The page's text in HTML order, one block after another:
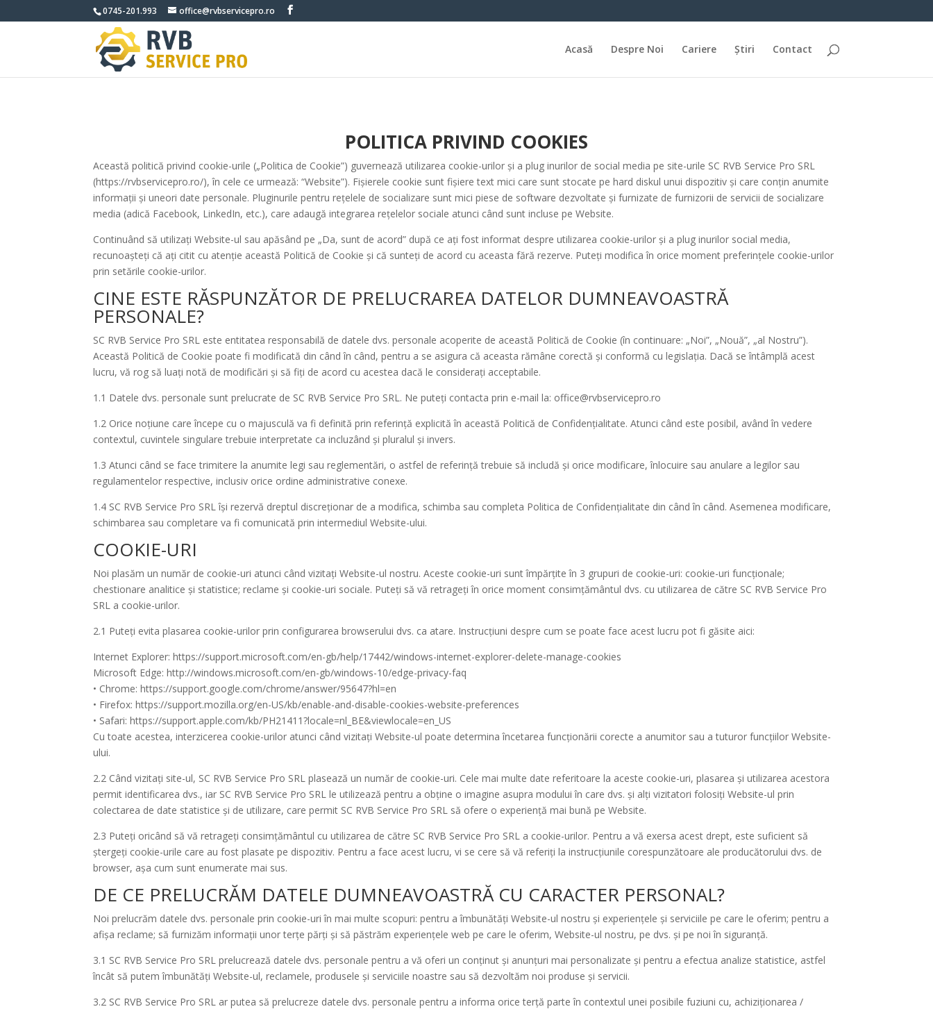
0745-201.993 office@rvbservicepro.ro
Acasă Despre Noi Cariere Știri Contact
POLITICA PRIVIND COOKIES
Această politică privind cookie-urile („Politica de Cookie”) guvernează utilizarea cookie-urilor și a plug inurilor de social media pe site-urile SC RVB Service Pro SRL
(https://rvbservicepro.ro/), în cele ce urmează: “Website”). Fișierele cookie sunt fișiere text mici care sunt stocate pe hard diskul unui dispozitiv și care conțin anumite
informații și uneori date personale. Pluginurile pentru rețelele de socializare sunt mici piese de software dezvoltate și furnizate de furnizorii de servicii de socializare
media (adică Facebook, LinkedIn, etc.), care adaugă integrarea rețelelor sociale atunci când sunt incluse pe Website.
Continuând să utilizați Website-ul sau apăsând pe „Da, sunt de acord” după ce ați fost informat despre utilizarea cookie-urilor și a plug inurilor social media,
recunoașteți că ați citit cu atenție această Politică de Cookie și că sunteți de acord cu aceasta fără rezerve. Puteți modifica în orice moment preferințele cookie-urilor
prin setările cookie-urilor.
CINE ESTE RĂSPUNZĂTOR DE PRELUCRAREA DATELOR DUMNEAVOASTRĂ
PERSONALE?
SC RVB Service Pro SRL este entitatea responsabilă de datele dvs. personale acoperite de această Politică de Cookie (în continuare: „Noi”, „Nouă”, „al Nostru”).
Această Politică de Cookie poate fi modificată din când în când, pentru a se asigura că aceasta rămâne corectă și conformă cu legislația. Dacă se întâmplă acest
lucru, vă rog să luați notă de modificări și să fiți de acord cu acestea dacă le considerați acceptabile.
1.1 Datele dvs. personale sunt prelucrate de SC RVB Service Pro SRL. Ne puteți contacta prin e-mail la: office@rvbservicepro.ro
1.2 Orice noțiune care începe cu o majusculă va fi definită prin referință explicită în această Politică de Confidențialitate. Atunci când este posibil, având în vedere
contextul, cuvintele singulare trebuie interpretate ca incluzând și pluralul și invers.
1.3 Atunci când se face trimitere la anumite legi sau reglementări, o astfel de referință trebuie să includă și orice modificare, înlocuire sau anulare a legilor sau
regulamentelor respective, inclusiv orice ordine administrative conexe.
1.4 SC RVB Service Pro SRL își rezervă dreptul discreționar de a modifica, schimba sau completa Politica de Confidențialitate din când în când. Asemenea modificare,
schimbarea sau completare va fi comunicată prin intermediul Website-ului.
COOKIE-URI
Noi plasăm un număr de cookie-uri atunci când vizitați Website-ul nostru. Aceste cookie-uri sunt împărțite în 3 grupuri de cookie-uri: cookie-uri funcționale;
chestionare analitice și statistice; reclame și cookie-uri sociale. Puteți să vă retrageți în orice moment consimțământul dvs. cu utilizarea de către SC RVB Service Pro
SRL a cookie-urilor.
2.1 Puteți evita plasarea cookie-urilor prin configurarea browserului dvs. ca atare. Instrucțiuni despre cum se poate face acest lucru pot fi găsite aici:
Internet Explorer: https://support.microsoft.com/en-gb/help/17442/windows-internet-explorer-delete-manage-cookies
Microsoft Edge: http://windows.microsoft.com/en-gb/windows-10/edge-privacy-faq
• Chrome: https://support.google.com/chrome/answer/95647?hl=en
• Firefox: https://support.mozilla.org/en-US/kb/enable-and-disable-cookies-website-preferences
• Safari: https://support.apple.com/kb/PH21411?locale=nl_BE&viewlocale=en_US
Cu toate acestea, interzicerea cookie-urilor atunci când vizitați Website-ul poate determina încetarea funcționării corecte a anumitor sau a tuturor funcțiilor Website-
ului.
2.2 Când vizitați site-ul, SC RVB Service Pro SRL plasează un număr de cookie-uri. Cele mai multe date referitoare la aceste cookie-uri, plasarea și utilizarea acestora
permit identificarea dvs., iar SC RVB Service Pro SRL le utilizează pentru a obține o imagine asupra modului în care dvs. și alți vizitatori folosiți Website-ul prin
colectarea de date statistice și de utilizare, care permit SC RVB Service Pro SRL să ofere o experiență mai bună pe Website.
2.3 Puteți oricând să vă retrageți consimțământul cu utilizarea de către SC RVB Service Pro SRL a cookie-urilor. Pentru a vă exersa acest drept, este suficient să
ștergeți cookie-urile care au fost plasate pe dispozitiv. Pentru a face acest lucru, vi se cere să vă referiți la instrucțiunile corespunzătoare ale producătorului dvs. de
browser, așa cum sunt enumerate mai sus.
DE CE PRELUCRĂM DATELE DUMNEAVOASTRĂ CU CARACTER PERSONAL?
Noi prelucrăm datele dvs. personale prin cookie-uri în mai multe scopuri: pentru a îmbunătăți Website-ul nostru și experiențele și serviciile pe care le oferim; pentru a
afișa reclame; să furnizăm informații unor terțe părți și să păstrăm experiențele web pe care le oferim, Website-ul nostru, pe dvs. și pe noi în siguranță.
3.1 SC RVB Service Pro SRL prelucrează datele dvs. personale pentru a vă oferi un conținut și anunțuri mai personalizate și pentru a efectua analize statistice, astfel
încât să putem îmbunătăți Website-ul, reclamele, produsele și serviciile noastre sau să dezvoltăm noi produse și servicii.
3.2 SC RVB Service Pro SRL ar putea să prelucreze datele dvs. personale pentru a informa orice terță parte în contextul unei posibile fuziuni cu, achiziționarea /